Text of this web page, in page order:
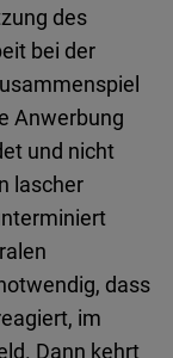
des
bei der
Anwerbung
und nicht
lascher
dass
im
Dann kehrt